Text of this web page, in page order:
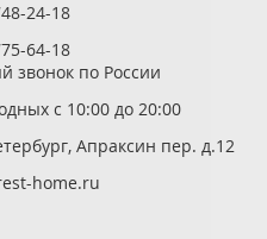
24-18
64-18
звонок по России
с 10:00 до 20:00
Апраксин пер. д.12
home.ru